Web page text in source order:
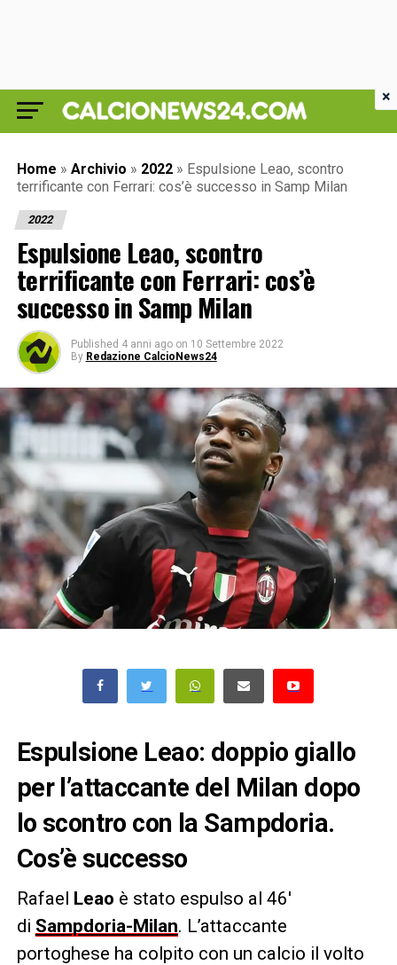
Home » Archivio » 2022 » Espulsione Leao, scontro
terrificante con Ferrari: cos’è successo in Samp Milan
2022
Espulsione Leao, scontro
terrificante con Ferrari: cos’è
successo in Samp Milan
Published 4 anni ago on 10 Settembre 2022
By Redazione CalcioNews24
Espulsione Leao: doppio giallo
per l’attaccante del Milan dopo
lo scontro con la Sampdoria.
Cos’è successo
Rafael Leao è stato espulso al 46′
di Sampdoria-Milan. L’attaccante
portoghese ha colpito con un calcio il volto
×